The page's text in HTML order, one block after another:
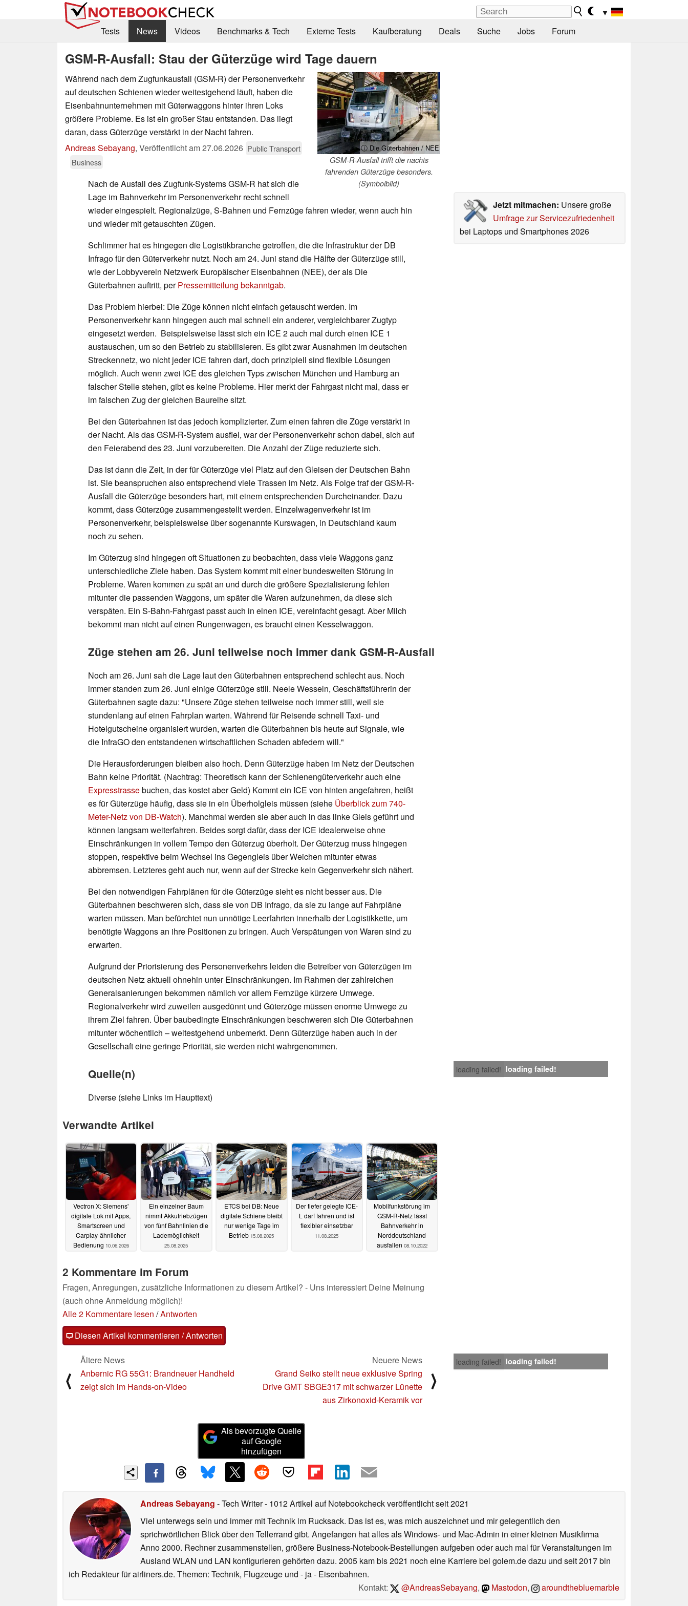
▼
Tests
News Videos Benchmarks & Tech Externe Tests Kaufberatung Deals Suche Jobs Forum
GSM-R-Ausfall: Stau der Güterzüge wird Tage dauern
ⓘ Die Güterbahnen / NEE
GSM-R-Ausfall trifft die nachts
fahrenden Güterzüge besonders.
(Symbolbild)
Während nach dem Zugfunkausfall (GSM-R) der Personenverkehr
auf deutschen Schienen wieder weitestgehend läuft, haben die
Eisenbahnunternehmen mit Güterwaggons hinter ihren Loks
größere Probleme. Es ist ein großer Stau entstanden. Das liegt
daran, dass Güterzüge verstärkt in der Nacht fahren.
Andreas Sebayang, Veröffentlicht am27.06.2026 Public Transport
Business
Jetzt mitmachen: Unsere große
Umfrage zur Servicezufriedenheit
bei Laptops und Smartphones 2026
Nach de Ausfall des Zugfunk-Systems GSM-R hat sich die
Lage im Bahnverkehr im Personenverkehr recht schnell
wieder eingespielt. Regionalzüge, S-Bahnen und Fernzüge fahren wieder, wenn auch hin
und wieder mit getauschten Zügen.
Schlimmer hat es hingegen die Logistikbranche getroffen, die die Infrastruktur der DB
Infrago für den Güterverkehr nutzt. Noch am 24. Juni stand die Hälfte der Güterzüge still,
wie der Lobbyverein Netzwerk Europäischer Eisenbahnen (NEE), der als Die
Güterbahnen auftritt, perPressemitteilung bekanntgab.
Das Problem hierbei: Die Züge können nicht einfach getauscht werden. Im
Personenverkehr kann hingegen auch mal schnell ein anderer, vergleichbarer Zugtyp
eingesetzt werden. Beispielsweise lässt sich ein ICE 2 auch mal durch einen ICE 1
austauschen, um so den Betrieb zu stabilisieren. Es gibt zwar Ausnahmen im deutschen
Streckennetz, wo nicht jeder ICE fahren darf, doch prinzipiell sind flexible Lösungen
möglich. Auch wenn zwei ICE des gleichen Typs zwischen München und Hamburg an
falscher Stelle stehen, gibt es keine Probleme. Hier merkt der Fahrgast nicht mal, dass er
im falschen Zug der gleichen Baureihe sitzt.
Bei den Güterbahnen ist das jedoch komplizierter. Zum einen fahren die Züge verstärkt in
der Nacht. Als das GSM-R-System ausfiel, war der Personenverkehr schon dabei, sich auf
den Feierabend des 23. Juni vorzubereiten. Die Anzahl der Züge reduzierte sich.
Das ist dann die Zeit, in der für Güterzüge viel Platz auf den Gleisen der Deutschen Bahn
ist. Sie beanspruchen also entsprechend viele Trassen im Netz. Als Folge traf der GSM-R-
Ausfall die Güterzüge besonders hart, mit einem entsprechenden Durcheinander. Dazu
kommt, dass Güterzüge zusammengestellt werden. Einzelwagenverkehr ist im
Personenverkehr, beispielsweise über sogenannte Kurswagen, in Deutschland kaum
noch zu sehen.
Im Güterzug sind hingegen oft Situationen zu beobachten, dass viele Waggons ganz
unterschiedliche Ziele haben. Das System kommt mit einer bundesweiten Störung in
Probleme. Waren kommen zu spät an und durch die größere Spezialisierung fehlen
mitunter die passenden Waggons, um später die Waren aufzunehmen, da diese sich
verspäten. Ein S-Bahn-Fahrgast passt auch in einen ICE, vereinfacht gesagt. Aber Milch
bekommt man nicht auf einen Rungenwagen, es braucht einen Kesselwaggon.
Züge stehen am 26. Juni teilweise noch immer dank GSM-R-Ausfall
Noch am 26. Juni sah die Lage laut den Güterbahnen entsprechend schlecht aus. Noch
immer standen zum 26. Juni einige Güterzüge still. Neele Wesseln, Geschäftsführerin der
Güterbahnen sagte dazu: "Unsere Züge stehen teilweise noch immer still, weil sie
stundenlang auf einen Fahrplan warten. Während für Reisende schnell Taxi- und
Hotelgutscheine organisiert wurden, warten die Güterbahnen bis heute auf Signale, wie
die InfraGO den entstandenen wirtschaftlichen Schaden abfedern will."
Die Herausforderungen bleiben also hoch. Denn Güterzüge haben im Netz der Deutschen
Bahn keine Priorität. (Nachtrag: Theoretisch kann der Schienengüterverkehr auch eine
Expresstrassebuchen, das kostet aber Geld) Kommt ein ICE von hinten angefahren, heißt
es für Güterzüge häufig, dass sie in ein Überholgleis müssen (siehe Überblick zum 740-
Meter-Netz von DB-Watch). Manchmal werden sie aber auch in das linke Gleis geführt und
können langsam weiterfahren. Beides sorgt dafür, dass der ICE idealerweise ohne
Einschränkungen in vollem Tempo den Güterzug überholt. Der Güterzug muss hingegen
stoppen, respektive beim Wechsel ins Gegengleis über Weichen mitunter etwas
abbremsen. Letzteres geht auch nur, wenn auf der Strecke kein Gegenverkehr sich nähert.
Bei den notwendigen Fahrplänen für die Güterzüge sieht es nicht besser aus. Die
Güterbahnen beschweren sich, dass sie von DB Infrago, da sie zu lange auf Fahrpläne
warten müssen. Man befürchtet nun unnötige Leerfahrten innerhalb der Logistikkette, um
benötigte Waggons an ihre Positionen zu bringen. Auch Verspätungen von Waren sind zu
erwarten.
Aufgrund der Priorisierung des Personenverkehrs leiden die Betreiber von Güterzügen im
deutschen Netz aktuell ohnehin unter Einschränkungen. Im Rahmen der zahlreichen
Generalsanierungen bekommen nämlich vor allem Fernzüge kürzere Umwege.
Regionalverkehr wird zuweilen ausgedünnt und Güterzüge müssen enorme Umwege zu
ihrem Ziel fahren. Über baubedingte Einschränkungen beschweren sich Die Güterbahnen
mitunter wöchentlich – weitestgehend unbemerkt. Denn Güterzüge haben auch in der
Gesellschaft eine geringe Priorität, sie werden nicht wahrgenommen.
loading failed! loading failed!
Quelle(n)
Diverse (siehe Links im Haupttext)
Verwandte Artikel
Vectron X: Siemens'
digitale Lok mit Apps,
Smartscreen und
Carplay-ähnlicher
Bedienung 10.06.2026
Ein einzelner Baum
nimmt Akkutriebzügen
von fünf Bahnlinien die
Lademöglichkeit
25.08.2025
ETCS bei DB: Neue
digitale Schiene bleibt
nur wenige Tage im
Betrieb 15.08.2025
Der tiefer gelegte ICE-
L darf fahren und ist
flexibler einsetzbar
11.08.2025
Mobilfunkstörung im
GSM-R-Netz lässt
Bahnverkehr in
Norddeutschland
ausfallen 08.10.2022
2 Kommentare im Forum
Fragen, Anregungen, zusätzliche Informationen zu diesem Artikel? - Uns interessiert Deine Meinung
(auch ohne Anmeldung möglich)!
Alle 2 Kommentare lesen /Antworten
Diesen Artikel kommentieren / Antworten
loading failed! loading failed!
⟨
Ältere News
Anbernic RG 55G1: Brandneuer Handheld
zeigt sich im Hands-on-Video
Neuere News
Grand Seiko stellt neue exklusive Spring
Drive GMT SBGE317 mit schwarzer Lünette
aus Zirkonoxid-Keramik vor
⟩
Als bevorzugte Quelle
auf Google
hinzufügen
Andreas Sebayang - Tech Writer- 1012 Artikel auf Notebookcheck veröffentlichtseit 2021
Viel unterwegs sein und immer mit Technik im Rucksack. Das ist es, was mich auszeichnet und mir gelegentlich den
sprichwörtlichen Blick über den Tellerrand gibt. Angefangen hat alles als Windows- und Mac-Admin in einer kleinen Musikfirma
Anno 2000. Rechner zusammenstellen, größere Business-Notebook-Bestellungen aufgeben oder auch mal für Veranstaltungen im
Ausland WLAN und LAN konfigurieren gehörten dazu. 2005 kam bis 2021 noch eine Karriere bei golem.de dazu und seit 2017 bin
ich Redakteur für airliners.de. Themen: Technik, Flugzeuge und - ja - Eisenbahnen.
Kontakt:
@AndreasSebayang, Mastodon, aroundthebluemarble